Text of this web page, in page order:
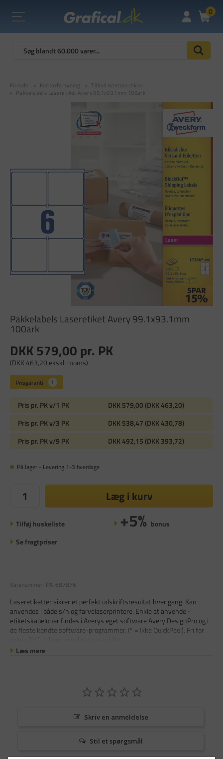
0
Forside Kontorforsyning
Tilbud Kontorartikler
Pakkelabels Laseretiket Avery 99.1x93.1mm 100ark
Pakkelabels Laseretiket Avery 99.1x93.1mm
100ark
DKK 579,00 pr. PK
(DKK 463,20 ekskl. moms)
Pris pr. PK v/1 PK
DKK 579,00 (DKK 463,20)
Pris pr. PK v/3 PK
DKK 538,47 (DKK 430,78)
Pris pr. PK v/9 PK
DKK 492,15 (DKK 393,72)
På lager - Levering 1-3 hverdage
Læg i kurv
Tilføj huskeliste +5% bonus
Se fragtpriser
Varenummer: PA-687876
Laseretiketter sikrer et perfekt udskriftsresultat hver gang. Kan
anvendes i både s/h og farvelaserprintere. Enkle at anvende -
etiketskabeloner findes i Averys eget software Avery DesignPro og i
de fleste kendte software-programmer. (* = Ikke QuickPeel). Fri for
Læs mere
Skriv en anmeldelse
Stil et spørgsmål